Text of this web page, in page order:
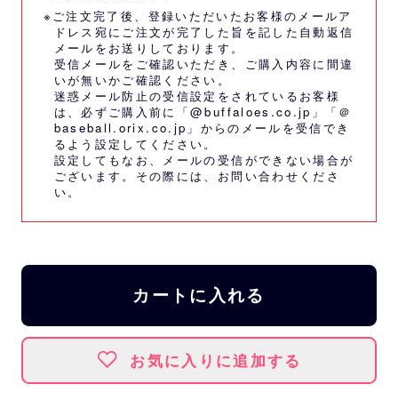
※ご注文完了後、登録いただいたお客様のメールア
ドレス宛にご注文が完了した旨を記した自動返信
メールをお送りしております。
受信メールをご確認いただき、ご購入内容に間違
いが無いかご確認ください。
迷惑メール防止の受信設定をされているお客様
は、必ずご購入前に「@buffaloes.co.jp」「＠
baseball.orix.co.jp」からのメールを受信でき
るよう設定してください。
設定してもなお、メールの受信ができない場合が
ございます。その際には、 お問い合わせくださ
い。
カートに入れる
お気に入りに追加する